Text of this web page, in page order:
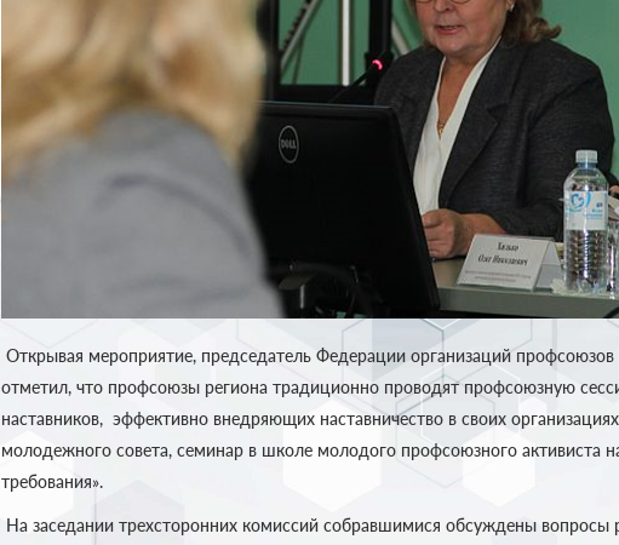
Открывая мероприятие, председатель Федерации организаций профсоюзов
отметил, что профсоюзы региона традиционно проводят профсоюзную
наставников, эффективно внедряющих наставничество в своих
молодежного совета, семинар в школе молодого профсоюзного активиста
требования».
На заседании трехсторонних комиссий собравшимися обсуждены вопросы